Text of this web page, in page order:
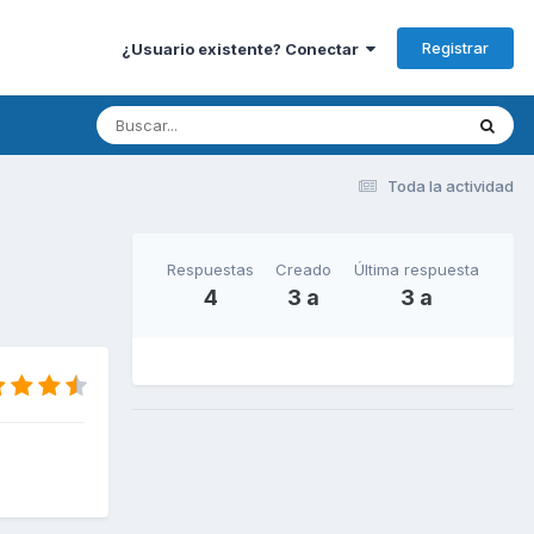
¿Usuario existente? Conectar Registrar
Toda la actividad
Respuestas
4
Creado
3 a
Última respuesta
3 a